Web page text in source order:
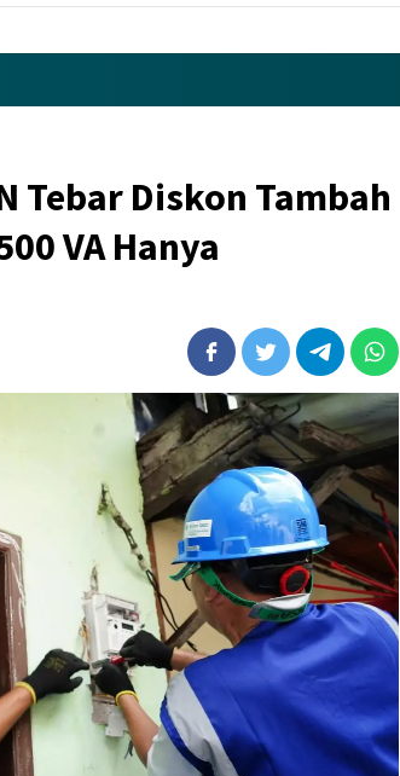
Tebar Diskon Tambah
VA Hanya